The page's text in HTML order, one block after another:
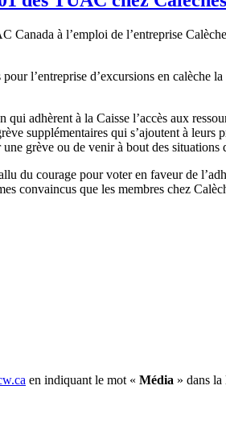
à l’emploi de l’entreprise
l’entreprise d’excursions en
adhèrent à la Caisse l’accès aux
supplémentaires qui s’ajoutent à
grève ou de venir à bout des
du courage pour voter en faveur de
convaincus que les membres chez
en indiquant le mot « Média » dans